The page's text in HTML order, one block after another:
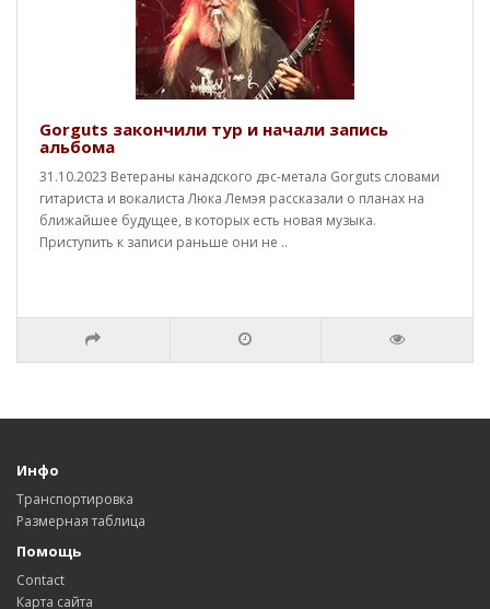
Gorguts закончили тур и начали запись
альбома
31.10.2023 Ветераны канадского дэс-метала Gorguts словами
гитариста и вокалиста Люка Лемэя рассказали о планах на
ближайшее будущее, в которых есть новая музыка.
Приступить к записи раньше они не ..
Инфо
Транспортировка
Размерная таблица
Помощь
Contact
Карта сайта